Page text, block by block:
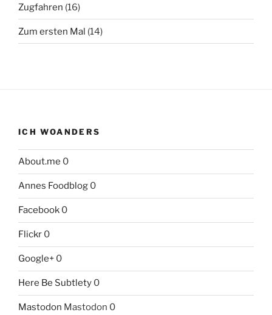
Zugfahren (16)
Zum ersten Mal (14)
ICH WOANDERS
About.me 0
Annes Foodblog 0
Facebook 0
Flickr 0
Google+ 0
Here Be Subtlety 0
Mastodon Mastodon 0